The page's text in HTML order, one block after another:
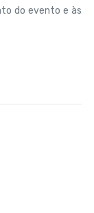
do evento e às